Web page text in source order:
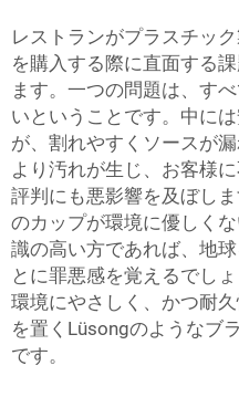
レストランがプラスチッ
を購入する際に直面する
ます。一つの問題は、す
いということです。中に
が、割れやすくソースが
より汚れが生じ、お客様
評判にも悪影響を及ぼし
のカップが環境に優しく
識の高い方であれば、地
とに罪悪感を覚えるでし
環境にやさしく、かつ耐
を置くLüsongのようなブ
です。